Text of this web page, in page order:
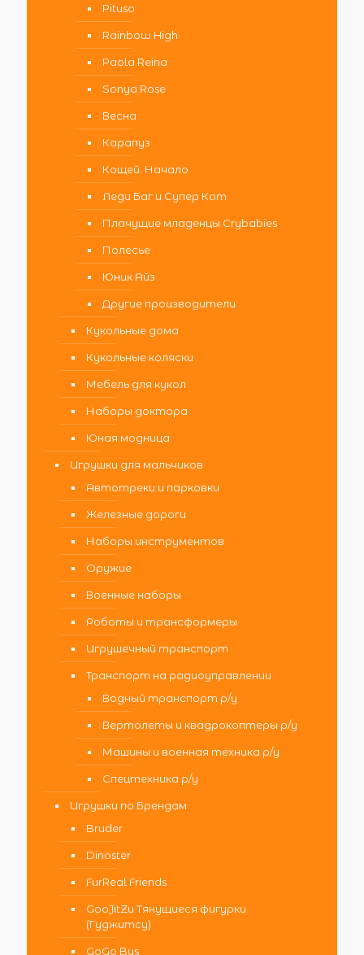
Pituso
Rainbow High
Paola Reina
Sonya Rose
Весна
Карапуз
Кощей. Начало
Леди Баг и Супер Кот
Плачущие младенцы Crybabies
Полесье
Юник Айз
Другие производители
Кукольные дома
Кукольные коляски
Мебель для кукол
Наборы доктора
Юная модница
Игрушки для мальчиков
Автотреки и парковки
Железные дороги
Наборы инструментов
Оружие
Военные наборы
Роботы и трансформеры
Игрушечный транспорт
Транспорт на радиоуправлении
Водный транспорт р/у
Вертолеты и квадрокоптеры р/у
Машины и военная техника р/у
Спецтехника р/у
Игрушки по Брендам
Bruder
Dinoster
FurReal Friends
GooJitZu Тянущиеся фигурки
(Гуджитсу)
GoGo Bus